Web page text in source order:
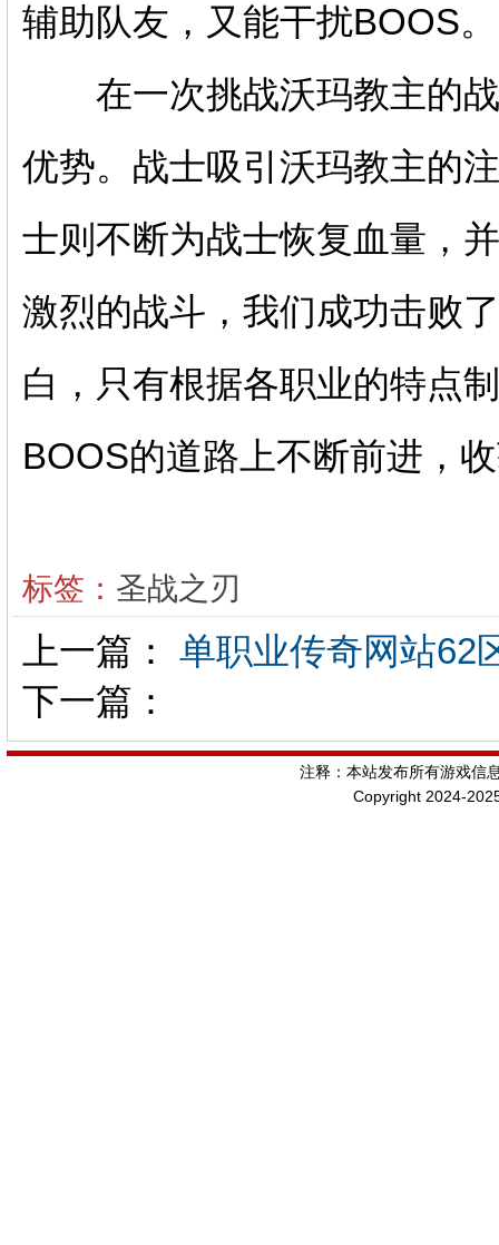
辅助队友，又能干扰BOOS。
在一次挑战沃玛教主的战
优势。战士吸引沃玛教主的
士则不断为战士恢复血量，
激烈的战斗，我们成功击败
白，只有根据各职业的特点
BOOS的道路上不断前进，
标签： 圣战之刃
上一篇： 单职业传奇网站
下一篇：
注释：本站发布所有游戏信
Copyright 2024-